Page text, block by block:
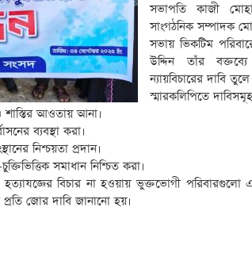
সভাপতি কাজী
সাংগঠনিক সম্পাদক
সভায় ভিকটিম
উদ্দিন তাঁর
ন্যায়বিচারের দাবি
স্মারকলিপিতে
শাস্তির আওতায় আনা।
ব্যবস্থা করা।
নিশ্চয়তা প্রদান।
সমাধান নিশ্চিত করা।
বিচার না হওয়ায় ভুক্তভোগী
জোর দাবি জানানো হয়।